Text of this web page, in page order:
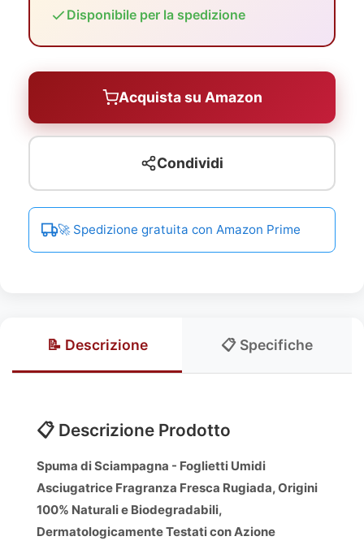
Disponibile per la spedizione
Acquista su Amazon
Condividi
🚀 Spedizione gratuita con Amazon Prime
📝 Descrizione 📋 Specifiche
📋 Descrizione Prodotto
Spuma di Sciampagna - Foglietti Umidi
Asciugatrice Fragranza Fresca Rugiada, Origini
100% Naturali e Biodegradabili,
Dermatologicamente Testati con Azione